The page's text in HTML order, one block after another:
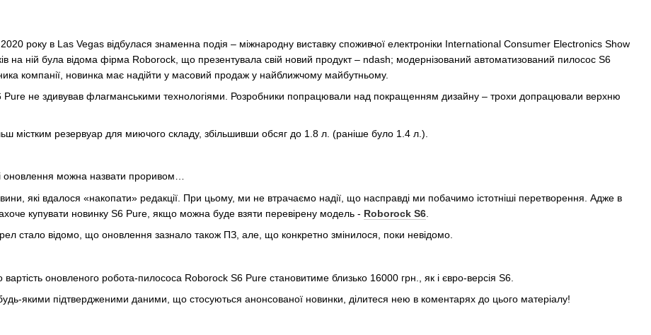
року в Las Vegas відбулася знаменна подія – міжнародну виставку споживчої електроніки International Consumer Electronics Show
на ній була відома фірма Roborock, що презентувала свій новий продукт – ndash; модернізований автоматизований пилосос S6
компанії, новинка має надійти у масовий продаж у найближчому майбутньому.
не здивував флагманськими технологіями. Розробники попрацювали над покращенням дизайну – трохи допрацювали верхню
містким резервуар для миючого складу, збільшивши обсяг до 1.8 л. (раніше було 1.4 л.).
оновлення можна назвати проривом…
які вдалося «накопати» редакції. При цьому, ми не втрачаємо надії, що насправді ми побачимо істотніші перетворення. Адже в
купувати новинку S6 Pure, якщо можна буде взяти перевірену модель - Roborock S6
стало відомо, що оновлення зазнало також ПЗ, але, що конкретно змінилося, поки невідомо.
оновленого робота-пилососа Roborock S6 Pure становитиме близько 16000 грн., як і євро-версія S6.
якими підтвердженими даними, що стосуються анонсованої новинки, ділитеся нею в коментарях до цього матеріалу!